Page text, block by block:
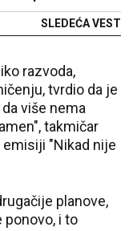
SLEDEĆA VEST
razvoda,
tvrdio da je
više nema
takmičar
"Nikad nije
planove,
ponovo, i to